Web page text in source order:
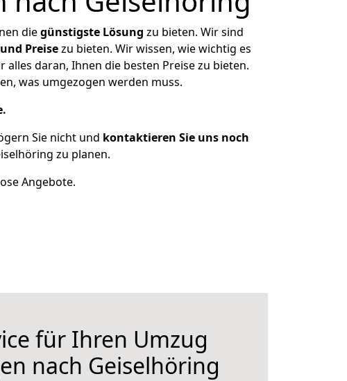
diegünstigste Lösung zu bieten. Wir sind
Preisezu bieten. Wir wissen, wie wichtig es
daran, Ihnen die besten Preise zu bieten.
was umgezogen werden muss.
Sie nicht und kontaktieren Sie uns noch
zu planen.
Angebote.
für Ihren Umzug
nach Geiselhöring